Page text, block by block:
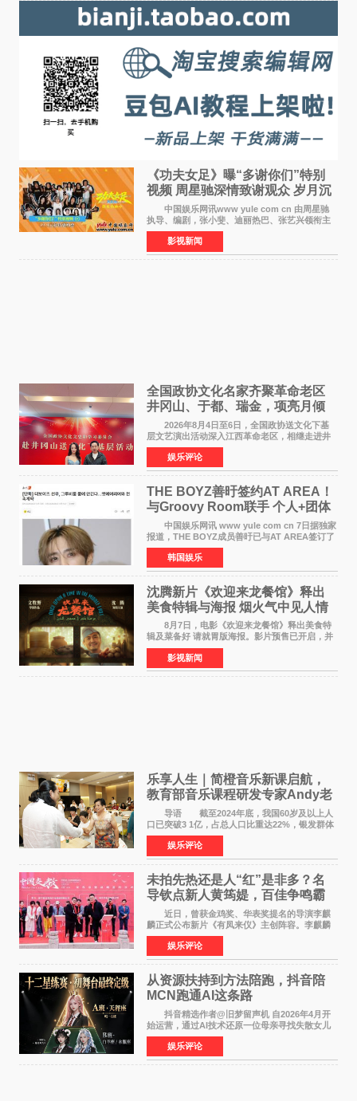
《功夫女足》曝“多谢你们”特别
视频 周星驰深情致谢观众 岁月沉
淀不灭初心
中国娱乐网讯www yule com cn 由周星驰
执导、编剧，张小斐、迪丽热巴、张艺兴领衔主
演，刘嘉玲、佐藤健特别出演，艾米、雪野、蔡
思贝、胡予安、倪好特别介绍的喜剧电影《功夫
女足》释出多谢你
影视新闻
全国政协文化名家齐聚革命老区
井冈山、于都、瑞金，项亮月倾
情献唱《桃花谣》致敬红色沃土
2026年8月4日至6日，全国政协送文化下基
层文艺演出活动深入江西革命老区，相继走进井
冈山、于都长征出发地、瑞金三地。由全国政协
文化文史和学习委员会副主任、甘肃省政协原主
席欧阳坚率团，一
娱乐评论
THE BOYZ善旴签约AT AREA！
与Groovy Room联手 个人+团体
活动并行
中国娱乐网讯 www yule com cn 7日据独家
报道，THE BOYZ成员善旴已与AT AREA签订了
专属合约。AT AREA是由知名制作人组合
Groovy Room创立的hip-hop厂牌，旗下拥有多
位实力派音乐人，在韩
韩国娱乐
沈腾新片《欢迎来龙餐馆》释出
美食特辑与海报 烟火气中见人情
温暖
8月7日，电影《欢迎来龙餐馆》释出美食特
辑及菜备好 请就胃版海报。影片预售已开启，并
将于8月8日至10日14:00-21:00举行全国超前点
映。电影《欢迎来龙餐馆》作为战争美食喜剧大
片，讲述了中国
影视新闻
乐享人生｜简橙音乐新课启航，
教育部音乐课程研发专家Andy老
师重磅入驻领航银龄琴声
导语 截至2024年底，我国60岁及以上人
口已突破3 1亿，占总人口比重达22%，银发群体
的精神文化需求日益凸显。2024年1月，国务院办
公厅印发《关于发展银发经济增进老年人福祉的
意见》——这是
娱乐评论
未拍先热还是人“红”是非多？名
导钦点新人黄筠媞，百佳争鸣霸
气回应
近日，曾获金鸡奖、华表奖提名的导演李麒
麟正式公布新片《有凤来仪》主创阵容。李麒麟
早年凭电影《华容道》获得金鸡奖、华表奖提
名，此后长期参与国内外电影制作，其担任制片
人参与的作品亦曾
娱乐评论
从资源扶持到方法陪跑，抖音陪
MCN跑通AI这条路
抖音精选作者@旧梦留声机 自2026年4月开
始运营，通过AI技术还原一位母亲寻找失散女儿
的故事，凭借强情感表达获得大量用户关注，发
布仅21小时便获得超1亿曝光、超1000万互动。
此后，账号持续沿
娱乐评论